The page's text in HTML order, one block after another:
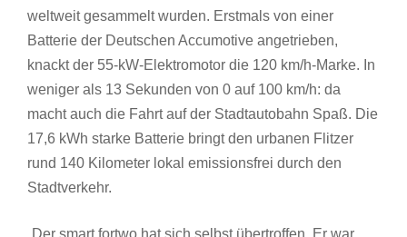
weltweit gesammelt wurden. Erstmals von einer
Batterie der Deutschen Accumotive angetrieben,
knackt der 55-kW-Elektromotor die 120 km/h-Marke. In
weniger als 13 Sekunden von 0 auf 100 km/h: da
macht auch die Fahrt auf der Stadtautobahn Spaß. Die
17,6 kWh starke Batterie bringt den urbanen Flitzer
rund 140 Kilometer lokal emissionsfrei durch den
Stadtverkehr.
„Der smart fortwo hat sich selbst übertroffen. Er war